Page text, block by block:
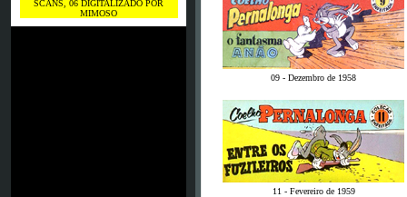
SCANS, 06 DIGITALIZADO POR
MIMOSO
09 - Dezembro de 1958
11 - Fevereiro de 1959